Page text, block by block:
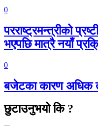
0
परराष्ट्रमन्त्रीको
भएपछि मात्रै नयाँ
0
बजेटका कारण अधिक
छुटाउनुभयो कि ?